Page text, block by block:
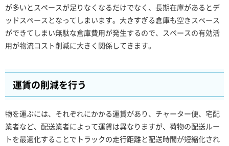
が多いとスペースが足りなくなるだけでなく、長期在庫があるとデ
ッドスペースとなってしまいます。大きすぎる倉庫も空きスペース
ができてしまい無駄な倉庫費用が発生するので、スペースの有効活
用が物流コスト削減に大きく関係してきます。
運賃の削減を行う
物を運ぶには、それぞれにかかる運賃があり、チャーター便、宅配
業者など、配送業者によって運賃は異なりますが、荷物の配送ルー
トを最適化することでトラックの走行距離と配送時間が短縮化され